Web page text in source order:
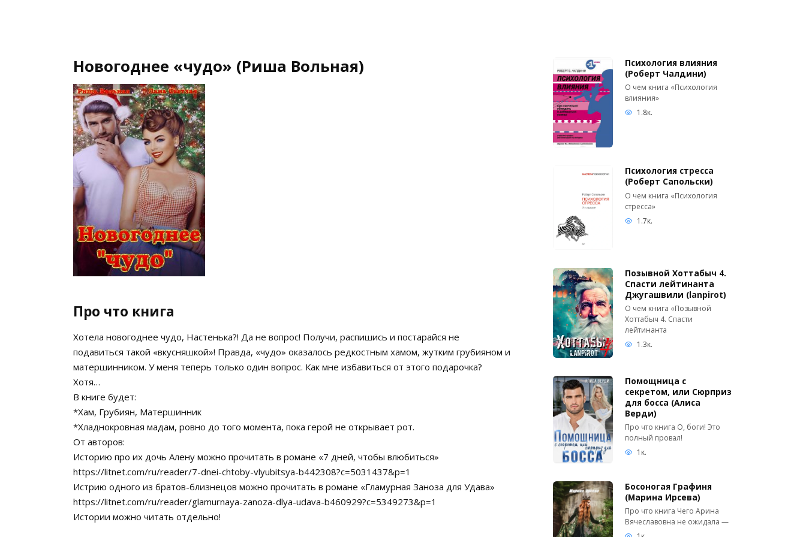
Новогоднее «чудо» (Риша Вольная)
Про что книга
Хотела новогоднее чудо, Настенька?! Да не вопрос! Получи, распишись и постарайся не
подавиться такой «вкусняшкой»! Правда, «чудо» оказалось редкостным хамом, жутким грубияном и
матершинником. У меня теперь только один вопрос. Как мне избавиться от этого подарочка?
Хотя…
В книге будет:
*Хам, Грубиян, Матершинник
*Хладнокровная мадам, ровно до того момента, пока герой не открывает рот.
От авторов:
Историю про их дочь Алену можно прочитать в романе «7 дней, чтобы влюбиться»
https://litnet.com/ru/reader/7-dnei-chtoby-vlyubitsya-b442308?c=5031437&p=1
Истрию одного из братов-близнецов можно прочитать в романе «Гламурная Заноза для Удава»
https://litnet.com/ru/reader/glamurnaya-zanoza-dlya-udava-b460929?c=5349273&p=1
Истории можно читать отдельно!
Психология влияния
(Роберт Чалдини)
О чем книга «Психология
влияния»
1.8к.
Психология стресса
(Роберт Сапольски)
О чем книга «Психология
стресса»
1.7к.
Позывной Хоттабыч 4.
Спасти лейтинанта
Джугашвили (lanpirot)
О чем книга «Позывной
Хоттабыч 4. Спасти
лейтинанта
1.3к.
Помощница с
секретом, или Сюрприз
для босса (Алиса
Верди)
Про что книга О, боги! Это
полный провал!
1к.
Босоногая Графиня
(Марина Ирсева)
Про что книга Чего Арина
Вячеславовна не ожидала —